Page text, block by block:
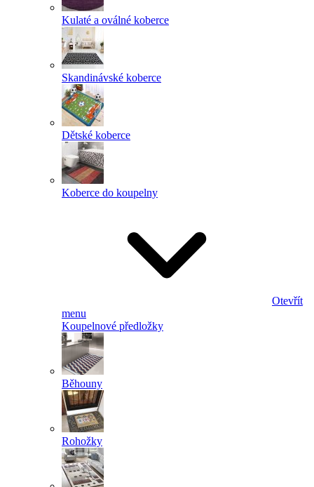
Kulaté a oválné koberce
Skandinávské koberce
Dětské koberce
Koberce do koupelny
Otevřít
menu
Koupelnové předložky
Běhouny
Rohožky